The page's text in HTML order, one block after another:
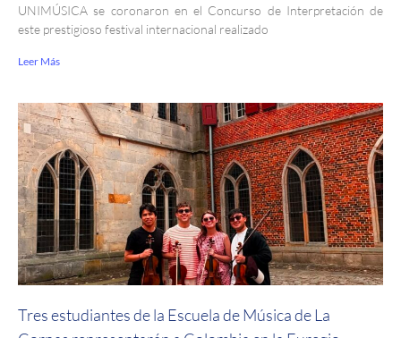
UNIMÚSICA se coronaron en el Concurso de Interpretación de
este prestigioso festival internacional realizado
Leer Más
Tres estudiantes de la Escuela de Música de La